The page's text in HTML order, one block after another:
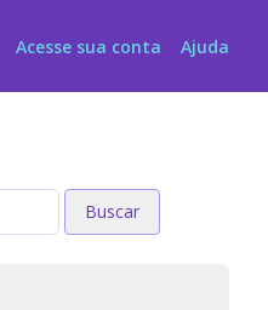
Acesse sua conta Ajuda
Buscar